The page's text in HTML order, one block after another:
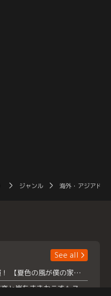
ジャンル 海外・アジアドラ
See all
浮所飛貴主演！ 【夏色の風が僕の家にやってきた】 本日よりテラサで独占配信スタート！
『夏色の雲が恋と嵐をまきおこす』スペシャルメイキング 【Part1】2026年７月18日（土）23時30分～配信スタート！話題のシーンの裏側を大公開！豪華キャスト大集合！ 『武宮家 真夏の家族会議』開催！